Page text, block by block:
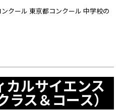
クール 東京都コンクール 中学校の
カルサイエンス
ラス＆コース）